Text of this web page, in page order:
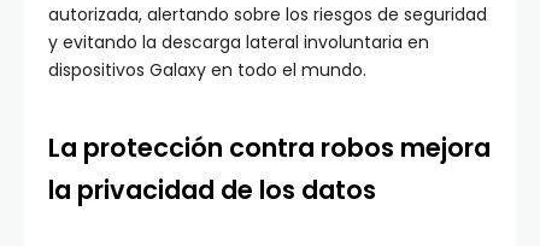
autorizada, alertando sobre los riesgos de seguridad
y evitando la descarga lateral involuntaria en
dispositivos Galaxy en todo el mundo.
La protección contra robos mejora
la privacidad de los datos